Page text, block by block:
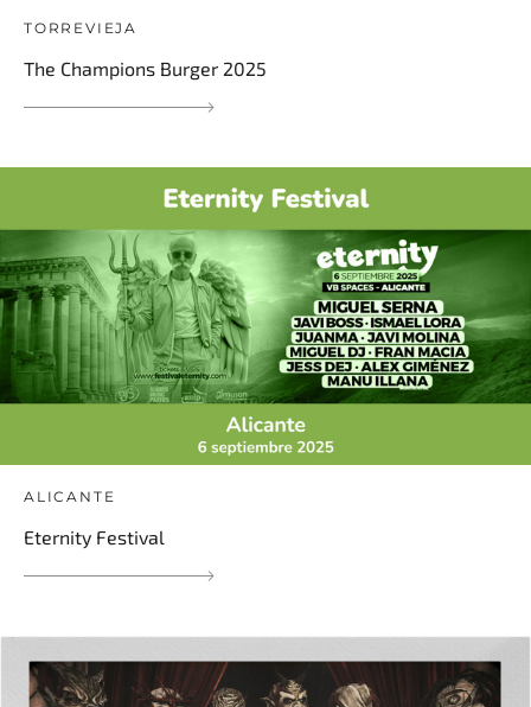
TORREVIEJA
The Champions Burger 2025
ALICANTE
Eternity Festival